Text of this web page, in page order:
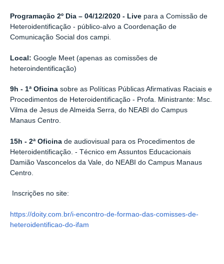
Programação 2º Dia – 04/12/2020 - Live para a Comissão de
Heteroidentificação - público-alvo a Coordenação de
Comunicação Social dos campi.
Local: Google Meet (apenas as comissões de
heteroindentificação)
9h - 1ª Oficina sobre as Políticas Públicas Afirmativas Raciais e
Procedimentos de Heteroidentificação - Profa. Ministrante: Msc.
Vilma de Jesus de Almeida Serra, do NEABI do Campus
Manaus Centro.
15h - 2ª Oficina de audiovisual para os Procedimentos de
Heteroidentificação. - Técnico em Assuntos Educacionais
Damião Vasconcelos da Vale, do NEABI do Campus Manaus
Centro.
Inscrições no site:
https://doity.com.br/i-encontro-de-formao-das-comisses-de-
heteroidentificao-do-ifam